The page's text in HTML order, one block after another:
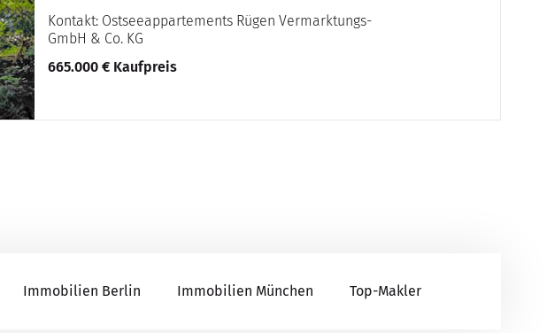
Kontakt: Ostseeappartements Rügen Vermarktungs-
GmbH & Co. KG
665.000 € Kaufpreis
Immobilien Berlin Immobilien München Top-Makler